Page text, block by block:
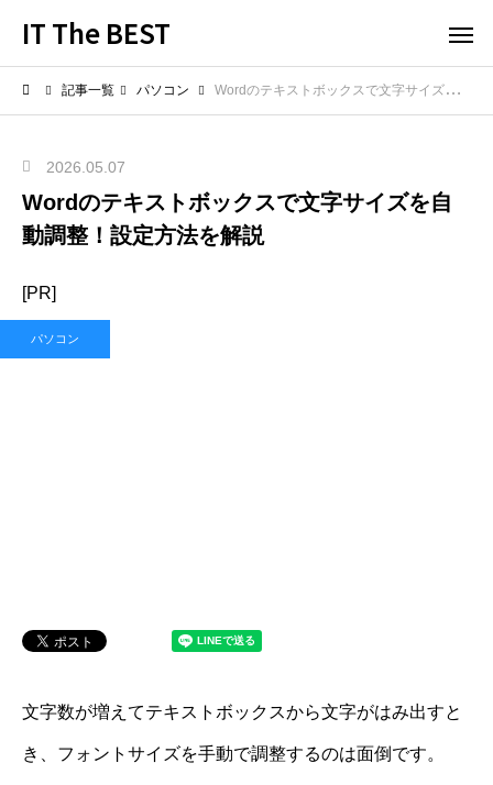
IT The BEST
記事一覧 パソコン Wordのテキストボックスで文字サイズを自動調整！設定方法を解説
2026.05.07
Wordのテキストボックスで文字サイズを自
動調整！設定方法を解説
[PR]
パソコン
文字数が増えてテキストボックスから文字がはみ出すと
き、フォントサイズを手動で調整するのは面倒です。